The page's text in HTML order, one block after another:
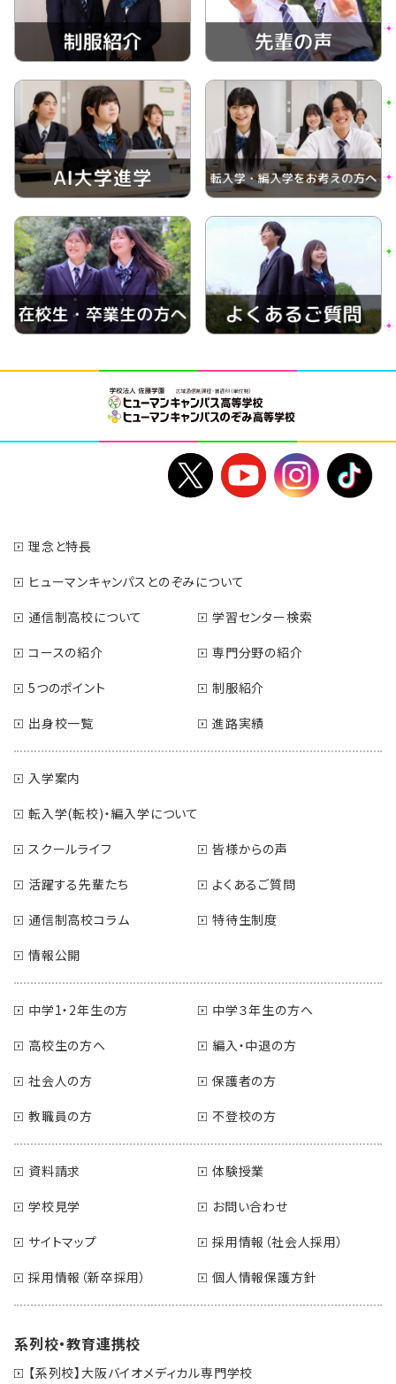
理念と特長
ヒューマンキャンパスとのぞみについて
通信制高校について
学習センター検索
コースの紹介
専門分野の紹介
5つのポイント
制服紹介
出身校一覧
進路実績
入学案内
転入学(転校)・編入学について
スクールライフ
皆様からの声
活躍する先輩たち
よくあるご質問
通信制高校コラム
特待生制度
情報公開
中学1・2年生の方
中学３年生の方へ
高校生の方へ
編入・中退の方
社会人の方
保護者の方
教職員の方
不登校の方
資料請求
体験授業
学校見学
お問い合わせ
サイトマップ
採用情報（社会人採用）
採用情報（新卒採用）
個人情報保護方針
系列校・教育連携校
【系列校】大阪バイオメディカル専門学校